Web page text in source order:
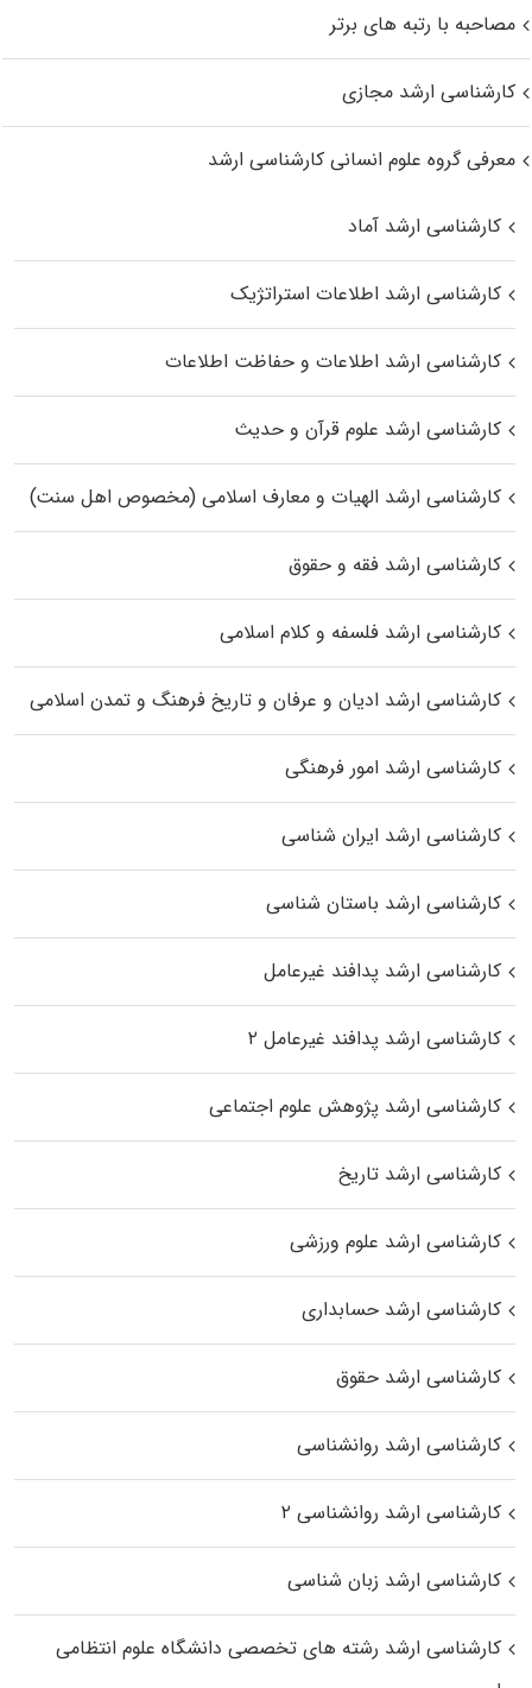
مصاحبه با رتبه های برتر
کارشناسی ارشد مجازی
معرفی گروه علوم انسانی کارشناسی ارشد
کارشناسی ارشد آماد
کارشناسی ارشد اطلاعات استراتژیک
کارشناسی ارشد اطلاعات و حفاظت اطلاعات
کارشناسی ارشد علوم قرآن و حدیث
کارشناسی ارشد الهیات و معارف اسلامی (مخصوص اهل سنت)
کارشناسی ارشد فقه و حقوق
کارشناسی ارشد فلسفه و کلام اسلامی
کارشناسی ارشد ادیان و عرفان و تاریخ فرهنگ و تمدن اسلامی
کارشناسی ارشد امور فرهنگی
کارشناسی ارشد ایران شناسی
کارشناسی ارشد باستان شناسی
کارشناسی ارشد پدافند غیرعامل
کارشناسی ارشد پدافند غیرعامل ۲
کارشناسی ارشد پژوهش علوم اجتماعی
کارشناسی ارشد تاریخ
کارشناسی ارشد علوم ورزشی
کارشناسی ارشد حسابداری
کارشناسی ارشد حقوق
کارشناسی ارشد روانشناسی
کارشناسی ارشد روانشناسی ۲
کارشناسی ارشد زبان شناسی
کارشناسی ارشد رﺷﺘﻪ ﻫﺎی تخصصی داﻧﺸﮕﺎه ﻋﻠﻮم انتظامی